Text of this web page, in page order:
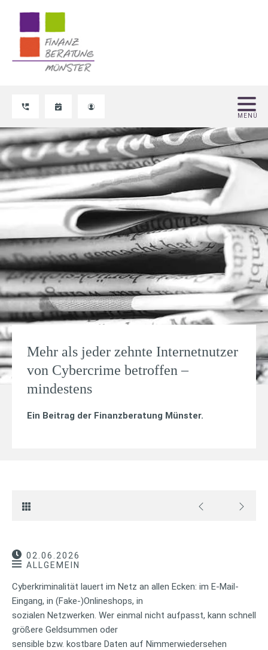
Mehr als jeder zehnte Internetnutzer
von Cybercrime betroffen –
mindestens
Ein Beitrag der Finanzberatung Münster.
02.06.2026
ALLGEMEIN
Cyberkriminalität lauert im Netz an allen Ecken: im E-Mail-
Eingang, in (Fake-)Onlineshops, in
sozialen Netzwerken. Wer einmal nicht aufpasst, kann schnell
größere Geldsummen oder
sensible bzw. kostbare Daten auf Nimmerwiedersehen